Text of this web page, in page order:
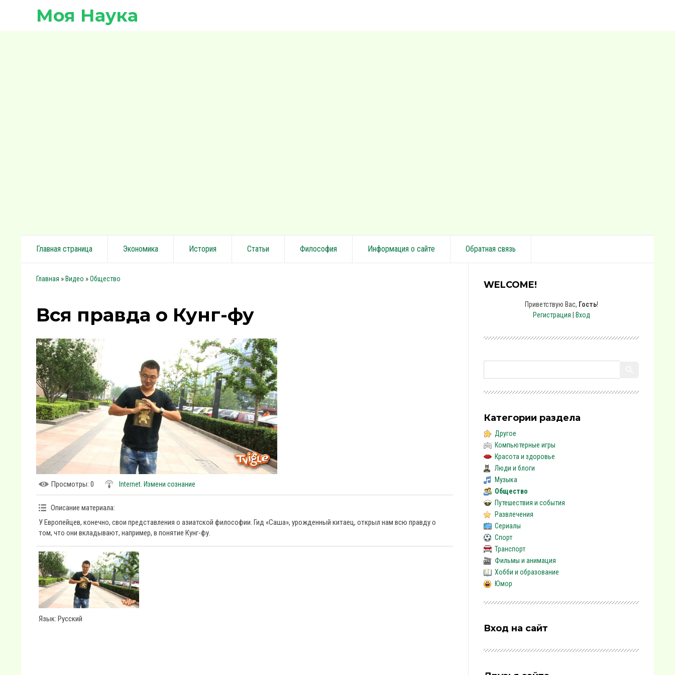
Моя Наука
Главная страница Экономика История Статьи Философия Информация о сайте Обратная связь
Главная » Видео »Общество
Вся правда о Кунг-фу
Просмотры: 0 Internet. Измени сознание
Описание материала:
У Европейцев, конечно, свои представления о азиатской философии. Гид «Саша», урожденный китаец, открыл нам всю правду о
том, что они вкладывают, например, в понятие Кунг-фу.
Язык: Русский
WELCOME!
Приветствую Вас, Гость!
Регистрация
Вход
Категории раздела
Другое
Компьютерные игры
Красота и здоровье
Люди и блоги
Музыка
Общество
Путешествия и события
Развлечения
Сериалы
Спорт
Транспорт
Фильмы и анимация
Хобби и образование
Юмор
Вход на сайт